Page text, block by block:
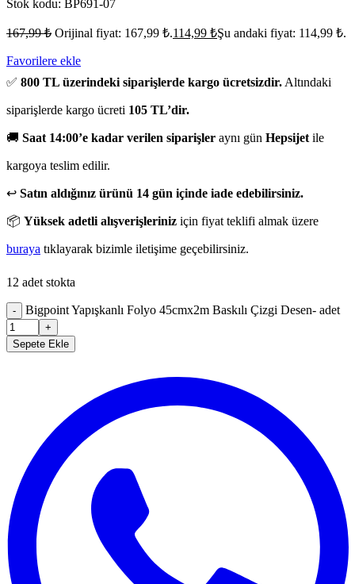
Stok kodu: BP691-07
167,99₺ Orijinal fiyat: 167,99 ₺.114,99 ₺Şu andaki fiyat: 114,99 ₺.
Favorilere ekle
✅ 800 TL üzerindeki siparişlerde kargo ücretsizdir. Altındaki
siparişlerde kargo ücreti 105 TL’dir.
🚚 Saat 14:00’e kadar verilen siparişler aynı gün Hepsijet ile
kargoya teslim edilir.
↩️ Satın aldığınız ürünü 14 gün içinde iade edebilirsiniz.
📦 Yüksek adetli alışverişleriniz için fiyat teklifi almak üzere
buraya tıklayarak bizimle iletişime geçebilirsiniz.
12 adet stokta
- Bigpoint Yapışkanlı Folyo 45cmx2m Baskılı Çizgi Desen- adet
+
Sepete Ekle